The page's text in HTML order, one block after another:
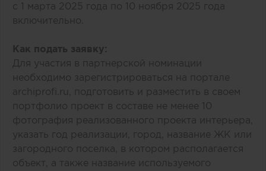
с 1 марта 2025 года по 10 ноября 2025 года
включительно.
Как подать заявку:
Для участия в партнерской номинации
необходимо зарегистрироваться на портале
archiprofi.ru, подготовить и разместить в своем
портфолио проект в составе не менее 10
фотография реализованного проекта интерьера,
указать год реализации, город, название ЖК или
загородного поселка, в котором располагается
объект, а также название используемого